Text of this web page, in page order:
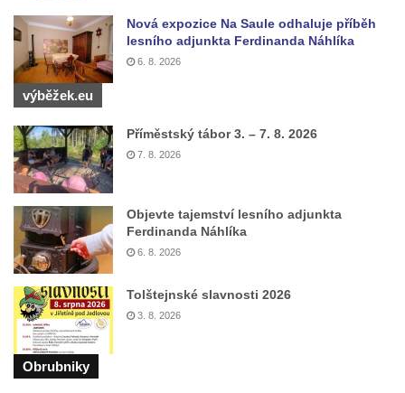
Hrob rodiny Fuxovy na hřbitově v Hostíně u
Vojkovic
Hrob rodiny Kratochvílovy na hřbitově v
Hostíně u Vojkovic
Hrob rodiny Schusterovy na hřbitově v
Hostíně u Vojkovic
Hrob rodiny Seidlových z Vraňan na
Hrob rodiny Tichých a Dvořákových na
hřbitově v Lužci nad Vltavou
Hrob rodiny Grosmanovy na hřbitově v
Lužci nad Vltavou
Hrob rodiny Pokorných z Vraňan na
hřbitově v Lužci nad Vltavou
Hrob Karla Krále a Františka Kramaty na
Nová expozice Na Saule odhaluje příběh
lesního adjunkta Ferdinanda Náhlíka
6. 8. 2026
výběžek.eu
Příměstský tábor 3. – 7. 8. 2026
7. 8. 2026
Objevte tajemství lesního adjunkta
Ferdinanda Náhlíka
6. 8. 2026
Tolštejnské slavnosti 2026
3. 8. 2026
Obrubniky